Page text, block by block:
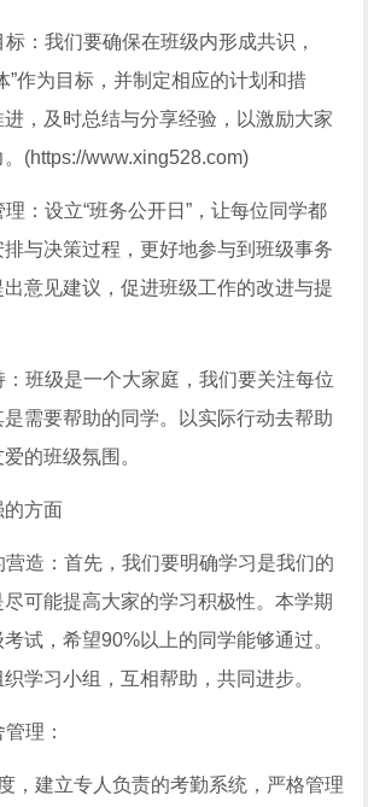
：我们要确保在班级内形成共识，
”作为目标，并制定相应的计划和措
，及时总结与分享经验，以激励大家
(https://www.xing528.com)
：设立“班务公开日”，让每位同学都
与决策过程，更好地参与到班级事务
意见建议，促进班级工作的改进与提
：班级是一个大家庭，我们要关注每位
需要帮助的同学。以实际行动去帮助
的班级氛围。
的方面
营造：首先，我们要明确学习是我们的
可能提高大家的学习积极性。本学期
试，希望90%以上的同学能够通过。
学习小组，互相帮助，共同进步。
理：
，建立专人负责的考勤系统，严格管理